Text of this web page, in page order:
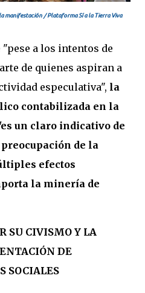
manifestación / Plataforma Sí a la Tierra Viva
a los intentos de
de quienes aspiran a
especulativa", la
contabilizada en la
un claro indicativo de
de la
efectos
la minería de
SU CIVISMO Y LA
DE
SOCIALES